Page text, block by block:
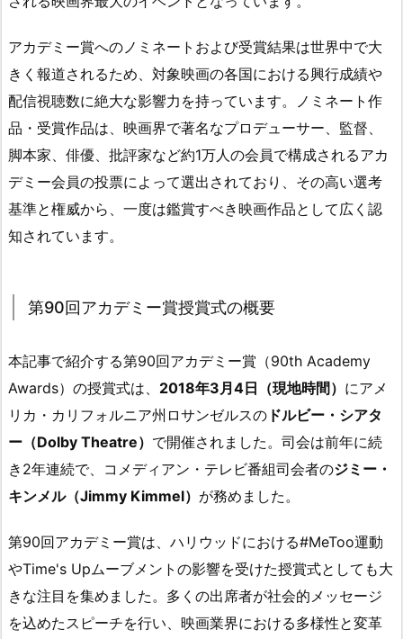
アカデミー賞へのノミネートおよび受賞結果は世界中で大
きく報道されるため、対象映画の各国における興行成績や
配信視聴数に絶大な影響力を持っています。ノミネート作
品・受賞作品は、映画界で著名なプロデューサー、監督、
脚本家、俳優、批評家など約1万人の会員で構成されるアカ
デミー会員の投票によって選出されており、その高い選考
基準と権威から、一度は鑑賞すべき映画作品として広く認
知されています。
第90回アカデミー賞授賞式の概要
本記事で紹介する第90回アカデミー賞（90th Academy
Awards）の授賞式は、 2018年3月4日（現地時間） にアメ
リカ・カリフォルニア州ロサンゼルスの ドルビー・シアタ
ー（Dolby Theatre） で開催されました。司会は前年に続
き2年連続で、コメディアン・テレビ番組司会者のジミー・
キンメル（Jimmy Kimmel） が務めました。
第90回アカデミー賞は、ハリウッドにおける#MeToo運動
やTime's Upムーブメントの影響を受けた授賞式としても大
きな注目を集めました。多くの出席者が社会的メッセージ
を込めたスピーチを行い、映画業界における多様性と変革